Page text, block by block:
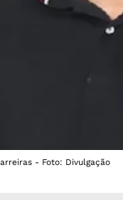
- Foto: Divulgação